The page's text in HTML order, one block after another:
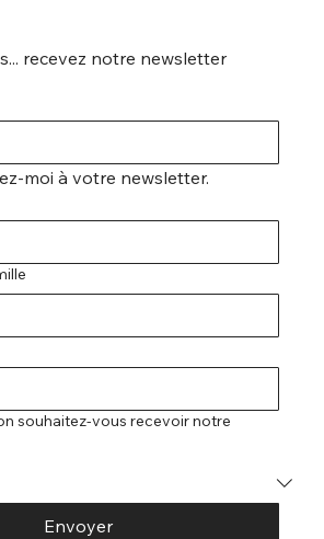
recevez notre newsletter
moi à votre newsletter.
souhaitez-vous recevoir notre
Envoyer